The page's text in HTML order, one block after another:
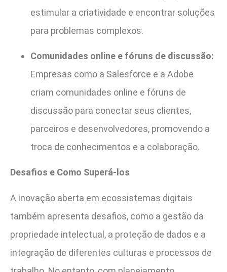
estimular a criatividade e encontrar soluções
para problemas complexos.
Comunidades online e fóruns de discussão:
Empresas como a Salesforce e a Adobe
criam comunidades online e fóruns de
discussão para conectar seus clientes,
parceiros e desenvolvedores, promovendo a
troca de conhecimentos e a colaboração.
Desafios e Como Superá-los
A inovação aberta em ecossistemas digitais
também apresenta desafios, como a gestão da
propriedade intelectual, a proteção de dados e a
integração de diferentes culturas e processos de